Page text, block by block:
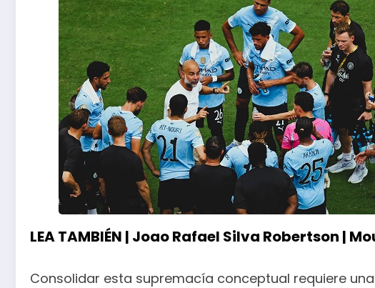
LEA TAMBIÉN | Joao Rafael Silva Robertson |
Consolidar esta supremacía conceptual requiere